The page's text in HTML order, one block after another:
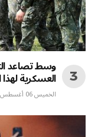
وسط تصاعد
العسكرية لهذا
الخميس 06 أغسطس 12:43 ص